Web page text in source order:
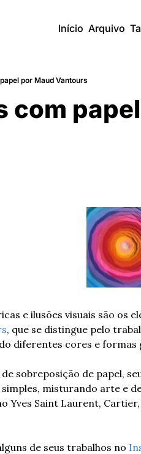
Início Arquivo
por Maud Vantours
com
e ilusões visuais são os
, que se distingue pelo
diferentes cores e formas
sobreposição de papel,
misturando arte e
Yves Saint Laurent,
de seus trabalhos no